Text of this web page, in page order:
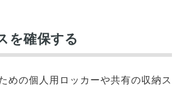
を確保する
めの個人用ロッカーや共有の収納ス